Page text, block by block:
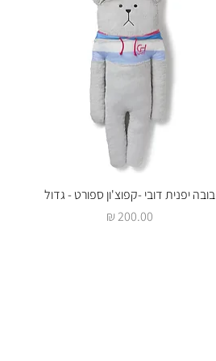
תצוגה מהירה
בובה יפנית דובי -קפוצ'ון ספורט - גדול
מחיר